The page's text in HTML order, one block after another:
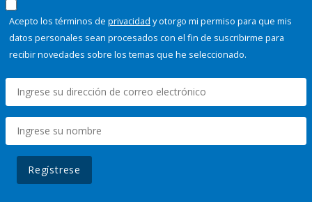
Acepto los términos de privacidad y otorgo mi permiso para que mis
datos personales sean procesados con el fin de suscribirme para
recibir novedades sobre los temas que he seleccionado.
Regístrese